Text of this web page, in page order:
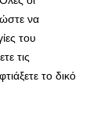
ώστε να
του
τις
το δικό